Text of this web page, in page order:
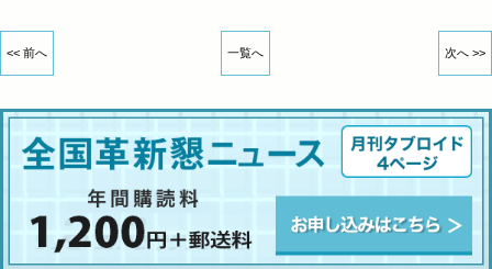
<< 前へ 一覧へ 次へ >>